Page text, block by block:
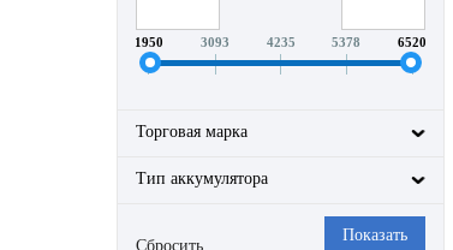
1950 3093 4235 5378 6520
Торговая марка
Тип аккумулятора